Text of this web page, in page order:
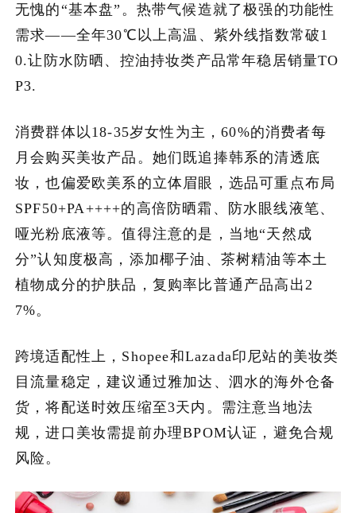
无愧的“基本盘”。热带气候造就了极强的功能性
需求——全年30℃以上高温、紫外线指数常破1
0.让防水防晒、控油持妆类产品常年稳居销量TO
P3.
消费群体以18-35岁女性为主，60%的消费者每
月会购买美妆产品。她们既追捧韩系的清透底
妆，也偏爱欧美系的立体眉眼，选品可重点布局
SPF50+PA++++的高倍防晒霜、防水眼线液笔、
哑光粉底液等。值得注意的是，当地“天然成
分”认知度极高，添加椰子油、茶树精油等本土
植物成分的护肤品，复购率比普通产品高出2
7%。
跨境适配性上，Shopee和Lazada印尼站的美妆类
目流量稳定，建议通过雅加达、泗水的海外仓备
货，将配送时效压缩至3天内。需注意当地法
规，进口美妆需提前办理BPOM认证，避免合规
风险。